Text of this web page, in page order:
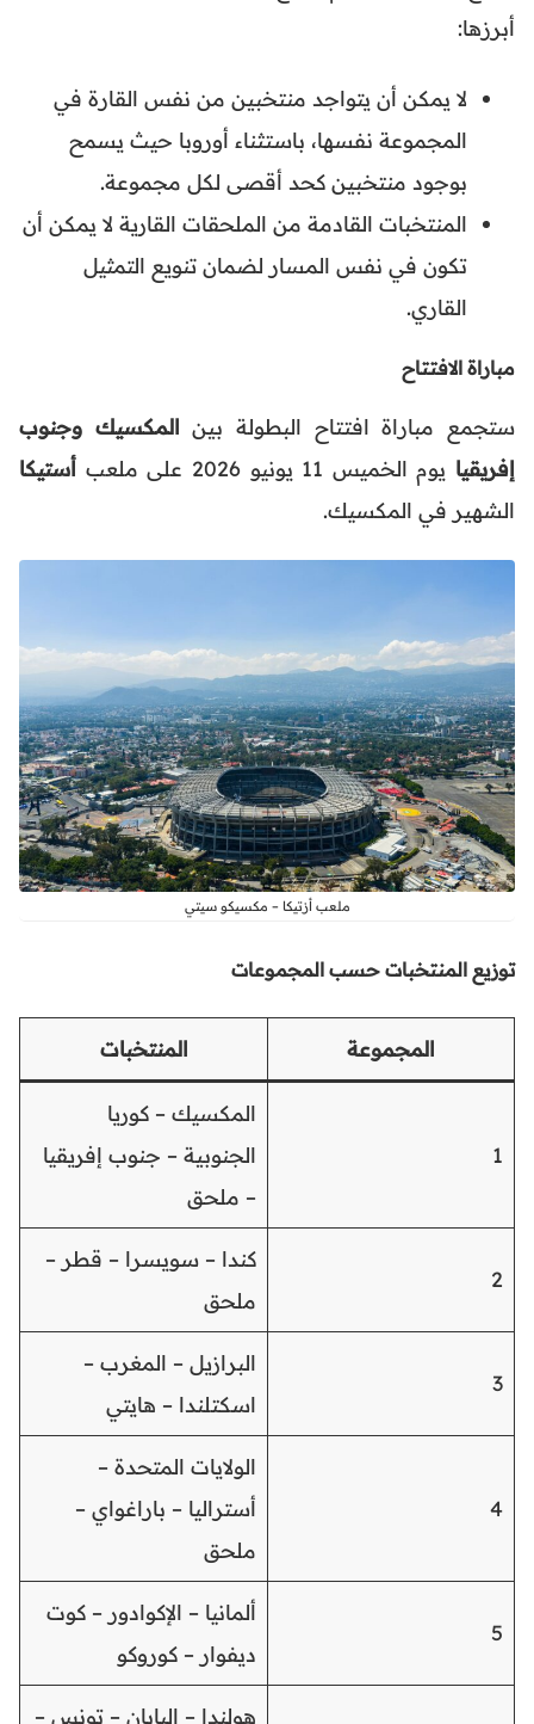
أبرزها:
لا يمكن أن يتواجد منتخبين من نفس القارة في
المجموعة نفسها، باستثناء أوروبا حيث يسمح
بوجود منتخبين كحد أقصى لكل مجموعة.
المنتخبات القادمة من الملحقات القارية لا يمكن أن
تكون في نفس المسار لضمان تنويع التمثيل
القاري.
مباراة الافتتاح
ستجمع مباراة افتتاح البطولة بين المكسيك وجنوب
إفريقيا يوم الخميس 11 يونيو 2026 على ملعب
أستيكا
الشهير في المكسيك.
ملعب أزتيكا – مكسيكو سيتي
توزيع المنتخبات حسب المجموعات
المجموعة المنتخبات
1
المكسيك – كوريا
الجنوبية – جنوب إفريقيا
– ملحق
2
كندا – سويسرا – قطر –
ملحق
3
البرازيل – المغرب –
اسكتلندا – هايتي
4
الولايات المتحدة –
أستراليا – باراغواي –
ملحق
5
ألمانيا – الإكوادور – كوت
ديفوار – كوروكو
هولندا – اليابان – تونس –